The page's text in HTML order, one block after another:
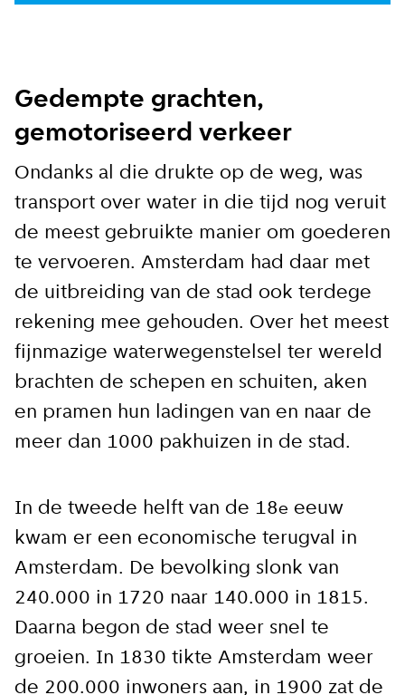
Gedempte grachten,
gemotoriseerd verkeer
Ondanks al die drukte op de weg, was
transport over water in die tijd nog veruit
de meest gebruikte manier om goederen
te vervoeren. Amsterdam had daar met
de uitbreiding van de stad ook terdege
rekening mee gehouden. Over het meest
fijnmazige waterwegenstelsel ter wereld
brachten de schepen en schuiten, aken
en pramen hun ladingen van en naar de
meer dan 1000 pakhuizen in de stad.
In de tweede helft van de 18e eeuw
kwam er een economische terugval in
Amsterdam. De bevolking slonk van
240.000 in 1720 naar 140.000 in 1815.
Daarna begon de stad weer snel te
groeien. In 1830 tikte Amsterdam weer
de 200.000 inwoners aan, in 1900 zat de